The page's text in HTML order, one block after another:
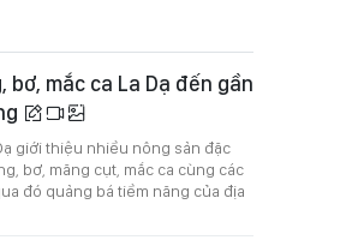
bơ, mắc ca La Dạ đến gần
giới thiệu nhiều nông sản đặc
bơ, măng cụt, mắc ca cùng các
đó quảng bá tiềm năng của địa